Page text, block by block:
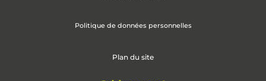
Politique de données personnelles
Plan du site